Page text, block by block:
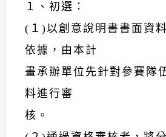
１、初選：
(１)以創意說明書書面資
依據，由本計
畫承辦單位先針對參賽隊
料進行審
核。